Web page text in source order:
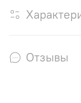
Отзывы